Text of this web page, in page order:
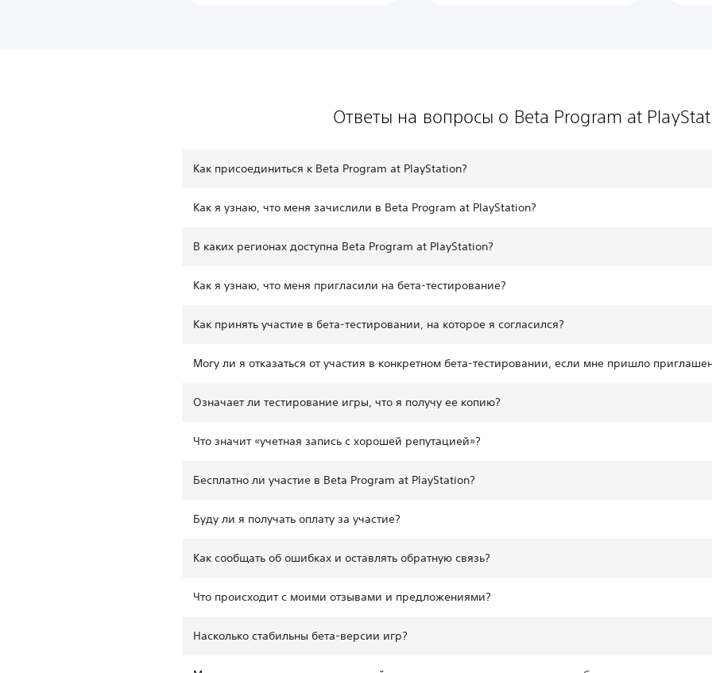
Ответы на вопросы о Beta Program at
Как присоединиться к Beta Program at PlayStation?
Как я узнаю, что меня зачислили в Beta Program at PlayStation?
В каких регионах доступна Beta Program at PlayStation?
Как я узнаю, что меня пригласили на бета-тестирование?
Как принять участие в бета-тестировании, на которое я согласился?
Могу ли я отказаться от участия в конкретном бета-тестировании, если мне пришло
Означает ли тестирование игры, что я получу ее копию?
Что значит «учетная запись с хорошей репутацией»?
Бесплатно ли участие в Beta Program at PlayStation?
Буду ли я получать оплату за участие?
Как сообщать об ошибках и оставлять обратную связь?
Что происходит с моими отзывами и предложениями?
Насколько стабильны бета-версии игр?